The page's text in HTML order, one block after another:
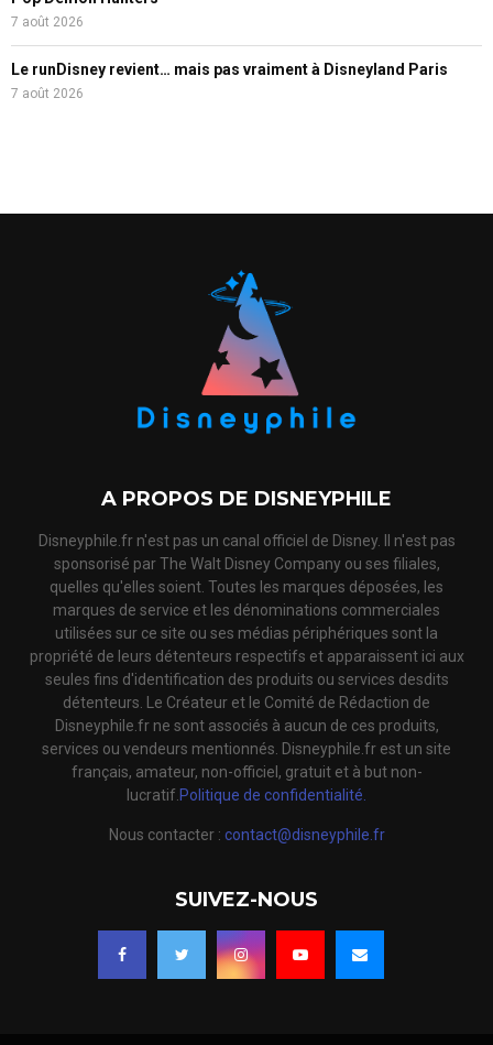
7 août 2026
Le runDisney revient… mais pas vraiment à Disneyland Paris
7 août 2026
A PROPOS DE DISNEYPHILE
Disneyphile.fr n'est pas un canal officiel de Disney. Il n'est pas
sponsorisé par The Walt Disney Company ou ses filiales,
quelles qu'elles soient. Toutes les marques déposées, les
marques de service et les dénominations commerciales
utilisées sur ce site ou ses médias périphériques sont la
propriété de leurs détenteurs respectifs et apparaissent ici aux
seules fins d'identification des produits ou services desdits
détenteurs. Le Créateur et le Comité de Rédaction de
Disneyphile.fr ne sont associés à aucun de ces produits,
services ou vendeurs mentionnés. Disneyphile.fr est un site
français, amateur, non-officiel, gratuit et à but non-
lucratif.Politique de confidentialité.
Nous contacter : contact@disneyphile.fr
SUIVEZ-NOUS